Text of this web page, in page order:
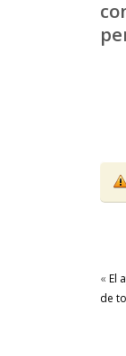
« El
de